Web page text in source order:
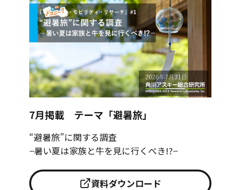
7月掲載 テーマ「避暑旅」
“避暑旅”に関する調査
−暑い夏は家族と牛を見に行くべき!?−
資料ダウンロード